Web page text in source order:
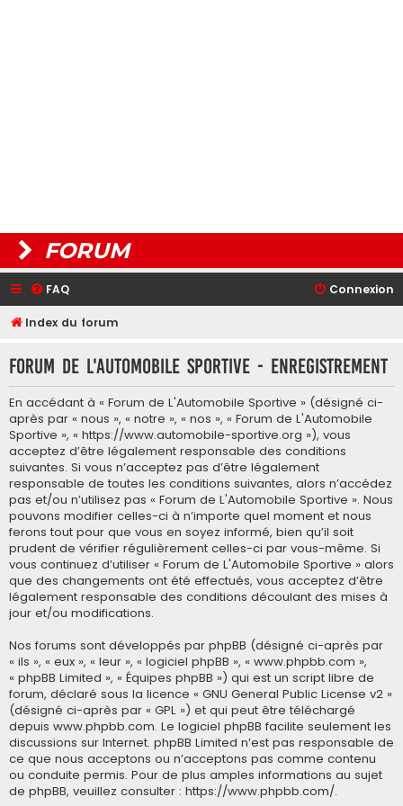
FORUM
FAQ Connexion
Index du forum
Forum de L'Automobile Sportive - Enregistrement
En accédant à « Forum de L'Automobile Sportive » (désigné ci-
après par « nous », « notre », « nos », « Forum de L'Automobile
Sportive », « https://www.automobile-sportive.org »), vous
acceptez d’être légalement responsable des conditions
suivantes. Si vous n’acceptez pas d’être légalement
responsable de toutes les conditions suivantes, alors n’accédez
pas et/ou n’utilisez pas « Forum de L'Automobile Sportive ». Nous
pouvons modifier celles-ci à n’importe quel moment et nous
ferons tout pour que vous en soyez informé, bien qu’il soit
prudent de vérifier régulièrement celles-ci par vous-même. Si
vous continuez d’utiliser « Forum de L'Automobile Sportive » alors
que des changements ont été effectués, vous acceptez d’être
légalement responsable des conditions découlant des mises à
jour et/ou modifications.
Nos forums sont développés par phpBB (désigné ci-après par
« ils », « eux », « leur », « logiciel phpBB », « www.phpbb.com »,
« phpBB Limited », « Équipes phpBB ») qui est un script libre de
forum, déclaré sous la licence « GNU General Public License v2 »
(désigné ci-après par « GPL ») et qui peut être téléchargé
depuis www.phpbb.com. Le logiciel phpBB facilite seulement les
discussions sur Internet. phpBB Limited n’est pas responsable de
ce que nous acceptons ou n’acceptons pas comme contenu
ou conduite permis. Pour de plus amples informations au sujet
de phpBB, veuillez consulter : https://www.phpbb.com/.